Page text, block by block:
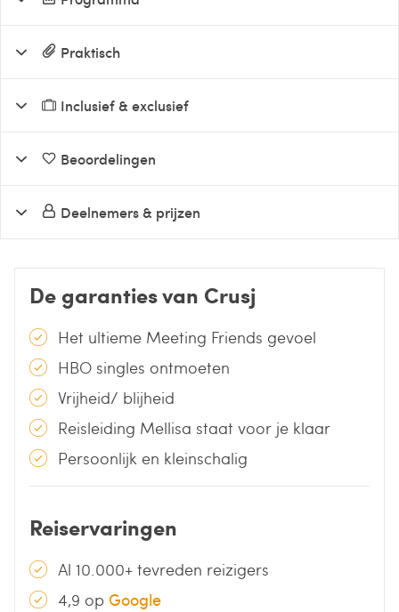
Praktisch
Inclusief & exclusief
Beoordelingen
Deelnemers & prijzen
De garanties van Crusj
Het ultieme Meeting Friends gevoel
HBO singles ontmoeten
Vrijheid/ blijheid
Reisleiding Mellisa staat voor je klaar
Persoonlijk en kleinschalig
Reiservaringen
Al 10.000+ tevreden reizigers
4,9 op Google